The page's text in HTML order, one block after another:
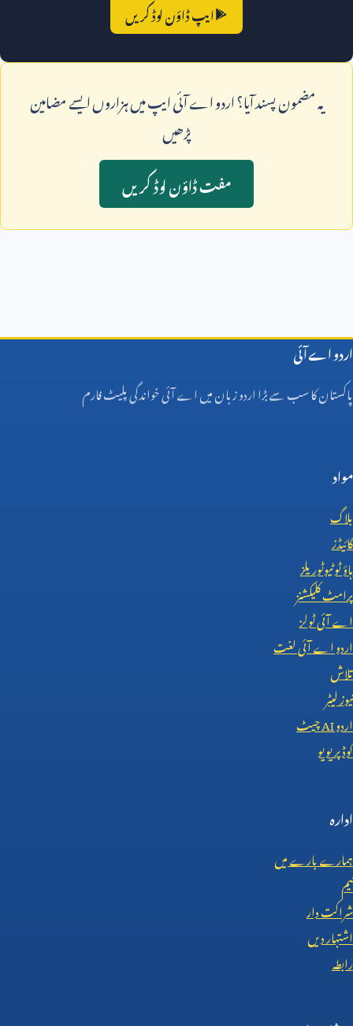
ایپ ڈاؤن لوڈ کریں
يہ مضمون پسند آيا؟ اردو اے آئی ايپ ميں ہزاروں ايسے مضامين
پڑھيں
مفت ڈاؤن لوڈ کريں
اردو اے آئی
پاکستان کا سب سے بڑا اردو زبان میں اے آئی خواندگی پلیٹ فارم
مواد
بلاگ
گائیڈز
ہاؤ ٹو ٹیوٹوریلز
پرامٹ کلیکشنز
اے آئی ٹولز
اردو اے آئی لغت
تلاش
نیوز لیٹر
اردوAIچیٹ
کوڈ پریویو
ادارہ
ہمارے بارے میں
ٹیم
شراکت دار
اشتہار دیں
رابطہ